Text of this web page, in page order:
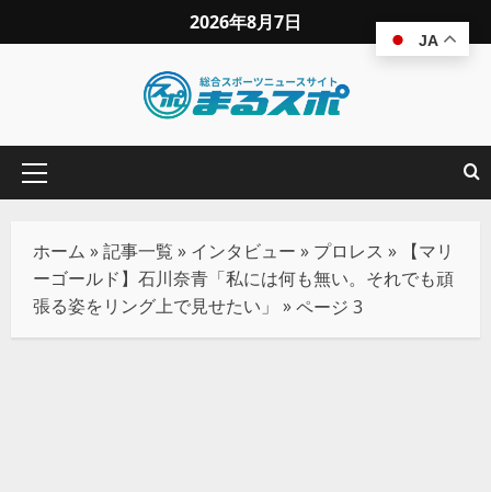
2026年8月7日
ホーム »記事一覧 » インタビュー » プロレス »
【マリ
ーゴールド】石川奈青「私には何も無い。それでも頑
張る姿をリング上で見せたい」 »ページ 3
JA